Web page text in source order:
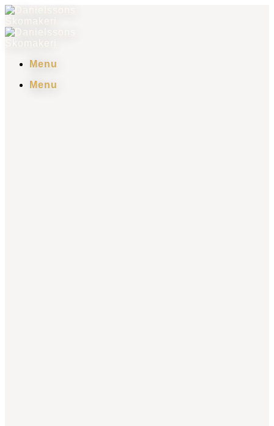
Skip
content
Menu
Menu